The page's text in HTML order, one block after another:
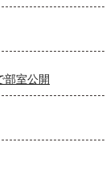
室公開